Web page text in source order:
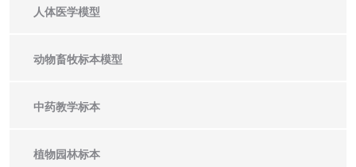
人体医学模型
动物畜牧标本模型
中药教学标本
植物园林标本